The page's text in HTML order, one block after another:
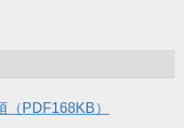
PDF168KB）